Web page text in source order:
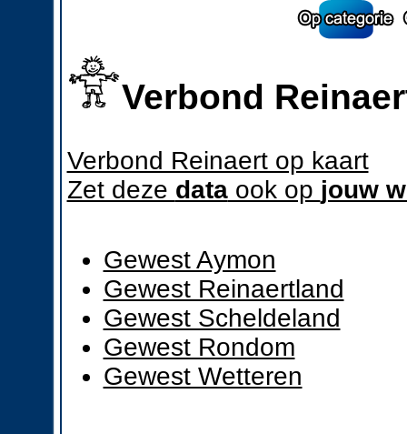
Verbond
Verbond Reinaert op kaart
Zet deze dataook op jouw
Gewest Aymon
Gewest Reinaertland
Gewest Scheldeland
Gewest Rondom
Gewest Wetteren